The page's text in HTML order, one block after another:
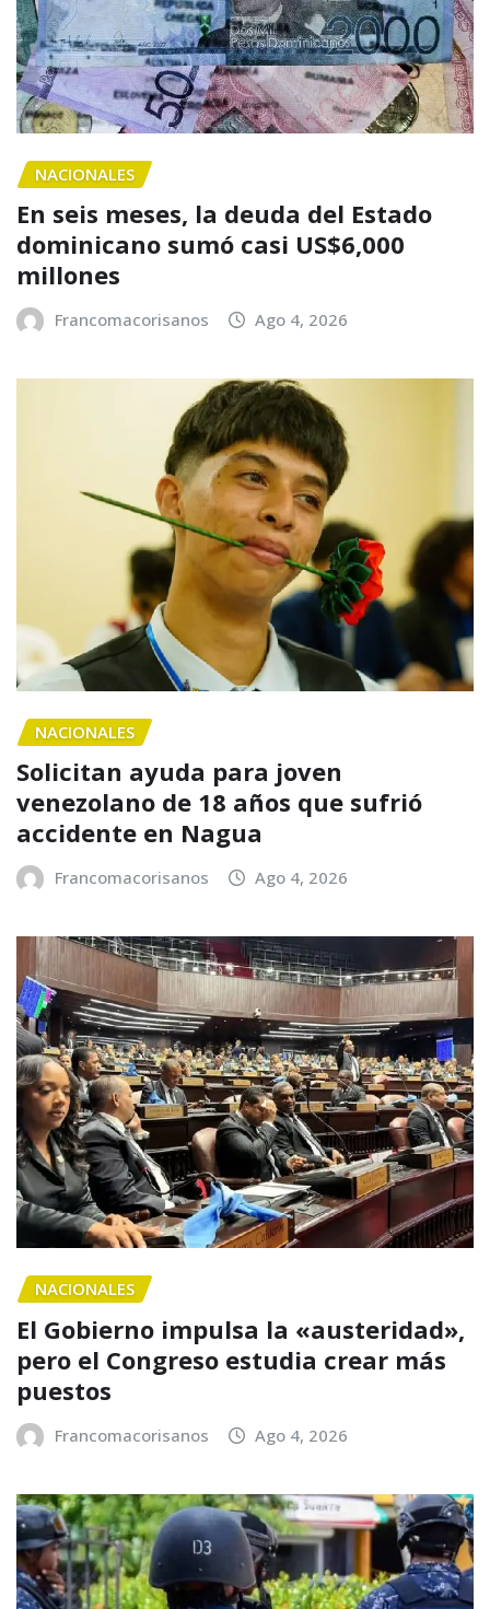
NACIONALES
En seis meses, la deuda del Estado
dominicano sumó casi US$6,000
millones
Francomacorisanos Ago 4, 2026
NACIONALES
Solicitan ayuda para joven
venezolano de 18 años que sufrió
accidente en Nagua
Francomacorisanos Ago 4, 2026
NACIONALES
El Gobierno impulsa la «austeridad»,
pero el Congreso estudia crear más
puestos
Francomacorisanos Ago 4, 2026